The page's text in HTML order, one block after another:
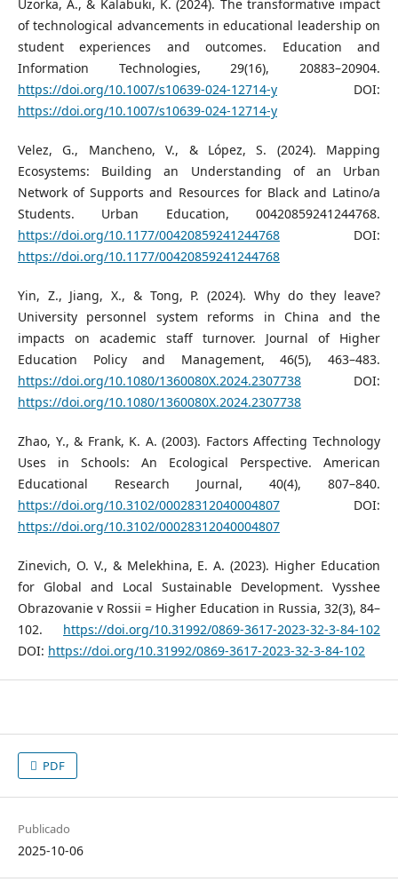
Uzorka, A., & Kalabuki, K. (2024). The transformative impact
of technological advancements in educational leadership on
student experiences and outcomes. Education and
Information Technologies, 29(16), 20883–20904.
https://doi.org/10.1007/s10639-024-12714-yDOI:
https://doi.org/10.1007/s10639-024-12714-y
Velez, G., Mancheno, V., & López, S. (2024). Mapping
Ecosystems: Building an Understanding of an Urban
Network of Supports and Resources for Black and Latino/a
Students. Urban Education, 00420859241244768.
https://doi.org/10.1177/00420859241244768DOI:
https://doi.org/10.1177/00420859241244768
Yin, Z., Jiang, X., & Tong, P. (2024). Why do they leave?
University personnel system reforms in China and the
impacts on academic staff turnover. Journal of Higher
Education Policy and Management, 46(5), 463–483.
https://doi.org/10.1080/1360080X.2024.2307738DOI:
https://doi.org/10.1080/1360080X.2024.2307738
Zhao, Y., & Frank, K. A. (2003). Factors Affecting Technology
Uses in Schools: An Ecological Perspective. American
Educational Research Journal, 40(4), 807–840.
https://doi.org/10.3102/00028312040004807DOI:
https://doi.org/10.3102/00028312040004807
Zinevich, O. V., & Melekhina, E. A. (2023). Higher Education
for Global and Local Sustainable Development. Vysshee
Obrazovanie v Rossii = Higher Education in Russia, 32(3), 84–
102. https://doi.org/10.31992/0869-3617-2023-32-3-84-102
DOI: https://doi.org/10.31992/0869-3617-2023-32-3-84-102
PDF
Publicado
2025-10-06